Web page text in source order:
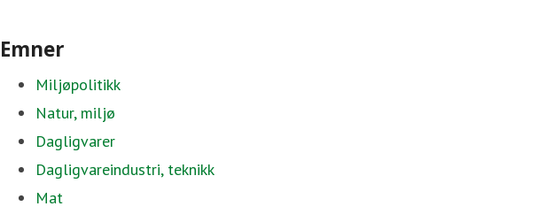
Emner
Miljøpolitikk
Natur, miljø
Dagligvarer
Dagligvareindustri, teknikk
Mat